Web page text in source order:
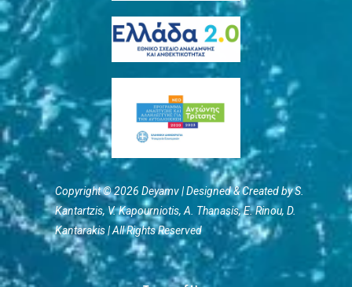
Copyright © 2026 Deyamv | Designed & Created by S.
Kantartzis, V. Kapourniotis, Α. Thanasis, E. Rinou, D.
Kantarakis | All Rights Reserved